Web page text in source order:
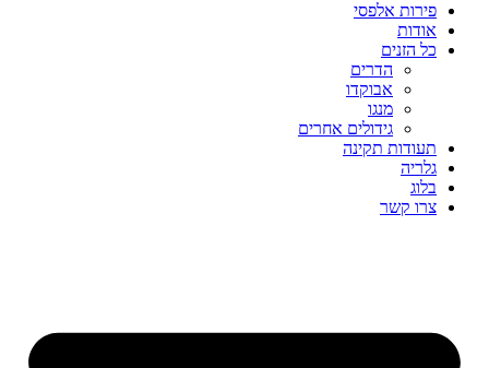
פירות אלפסי
אודות
כל הזנים
הדרים
אבוקדו
מנגו
גידולים אחרים
תעודות תקינה
גלריה
בלוג
צרו קשר